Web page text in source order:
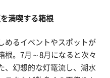
満喫する箱根
めるイベントやスポットが
根。7月～8月になると次々
、幻想的な灯篭流し、湖水